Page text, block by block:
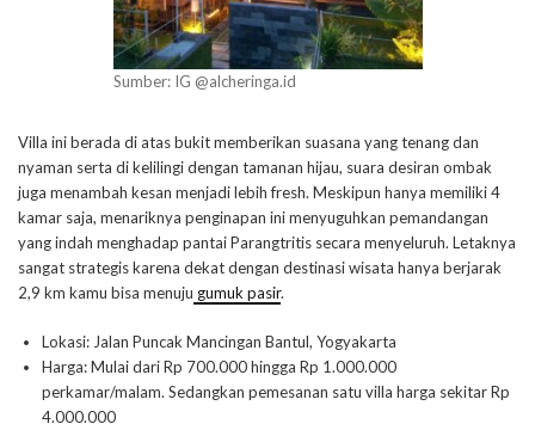
Sumber: IG @alcheringa.id
Villa ini berada di atas bukit memberikan suasana yang tenang dan
nyaman serta di kelilingi dengan tamanan hijau, suara desiran ombak
juga menambah kesan menjadi lebih fresh. Meskipun hanya memiliki 4
kamar saja, menariknya penginapan ini menyuguhkan pemandangan
yang indah menghadap pantai Parangtritis secara menyeluruh. Letaknya
sangat strategis karena dekat dengan destinasi wisata hanya berjarak
2,9 km kamu bisa menuju gumuk pasir.
Lokasi: Jalan Puncak Mancingan Bantul, Yogyakarta
Harga: Mulai dari Rp 700.000 hingga Rp 1.000.000
perkamar/malam. Sedangkan pemesanan satu villa harga sekitar Rp
4.000.000